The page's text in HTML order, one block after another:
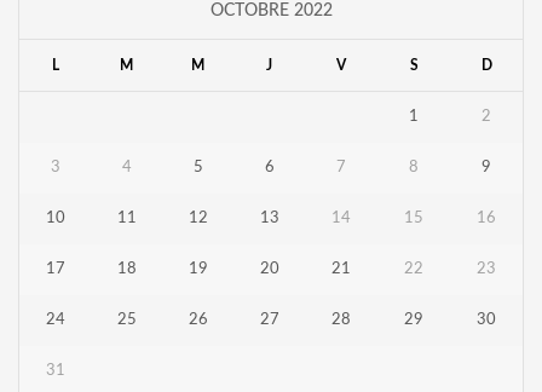
OCTOBRE 2022
L M M J V S D
1 2
3 4 5 6 7 8 9
10 11 12 13 14 15 16
17 18 19 20 21 22 23
24 25 26 27 28 29 30
31